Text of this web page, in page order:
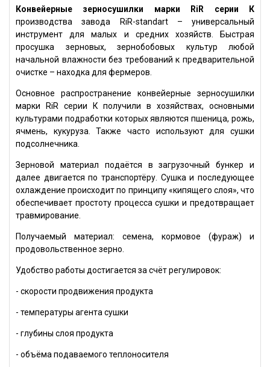
Конвейерные зерносушилки марки RiR серии К
производства завода RiR-standart – универсальный
инструмент для малых и средних хозяйств. Быстрая
просушка зерновых, зернобобовых культур любой
начальной влажности без требований к предварительной
очистке – находка для фермеров.
Основное распространение конвейерные зерносушилки
марки RiR серии К получили в хозяйствах, основными
культурами подработки которых являются пшеница, рожь,
ячмень, кукуруза. Также часто используют для сушки
подсолнечника.
Зерновой материал подаётся в загрузочный бункер и
далее двигается по транспортёру. Сушка и последующее
охлаждение происходит по принципу «кипящего слоя», что
обеспечивает простоту процесса сушки и предотвращает
травмирование.
Получаемый материал: семена, кормовое (фураж) и
продовольственное зерно.
Удобство работы достигается за счёт регулировок:
- скорости продвижения продукта
- температуры агента сушки
- глубины слоя продукта
- объёма подаваемого теплоносителя